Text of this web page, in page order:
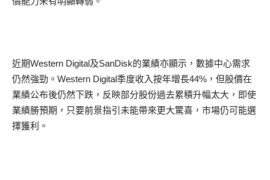
近期Western Digital及SanDisk的業績亦顯示，數據中心需求
仍然強勁。Western Digital季度收入按年增長44%，但股價在
業績公布後仍然下跌，反映部分股份過去累積升幅太大，即使
業績勝預期，只要前景指引未能帶來更大驚喜，市場仍可能選
擇獲利。